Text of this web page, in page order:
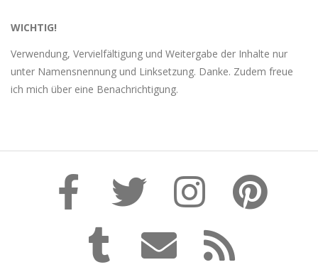
WICHTIG!
Verwendung, Vervielfältigung und Weitergabe der Inhalte nur
unter Namensnennung und Linksetzung. Danke. Zudem freue
ich mich über eine Benachrichtigung.